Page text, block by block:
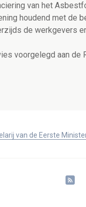
van het
houdend met de
de werkgevers
voorgelegd aan de
van de Eerste